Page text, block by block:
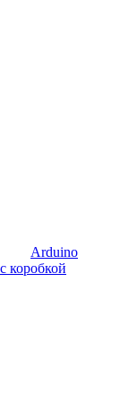
Arduino
коробкой